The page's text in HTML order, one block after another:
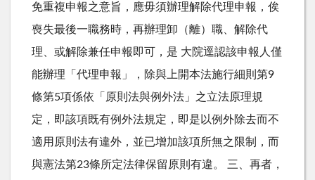
免重複申報之意旨，應毋須辦理解除代理申報，俟
喪失最後一職務時，再辦理卸（離）職、解除代
理、或解除兼任申報即可，是 大院逕認該申報人僅
能辦理「代理申報」，除與上開本法施行細則第9
條第5項係依「原則法與例外法」之立法原理規
定，即該項既有例外法規定，即是以例外除去而不
適用原則法有違外，並已增加該項所無之限制，而
與憲法第23條所定法律保留原則有違。 三、再者，